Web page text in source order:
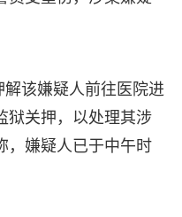
该嫌疑人前往医院进
狱关押，以处理其涉
，嫌疑人已于中午时